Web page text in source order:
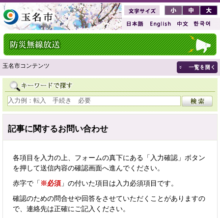
玉名市コンテンツ
記事に関するお問い合わせ
各項目を入力の上、フォームの真下にある「入力確認」ボタン
を押して送信内容の確認画面へ進んでください。
赤字で「 ※必須 」の付いた項目は入力必須項目です。
確認のための問合せや回答をさせていただくことがありますの
で、連絡先は正確にご記入ください。